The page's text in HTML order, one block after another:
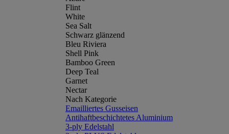
Flint
White
Sea Salt
Schwarz glänzend
Bleu Riviera
Shell Pink
Bamboo Green
Deep Teal
Garnet
Nectar
Nach Kategorie
Emailliertes Gusseisen
Antihaftbeschichtetes Aluminium
3-ply Edelstahl